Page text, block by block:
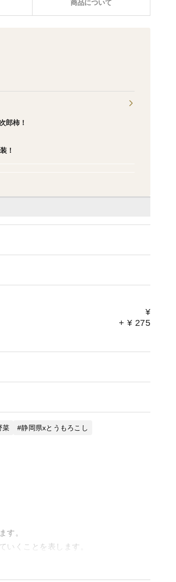
商品について
¥
+ ¥ 275
菜
静岡県xとうもろこし
す。
いくことを表します。
キンに冷やしてから、鮮度保持フィル
郎柿！
！